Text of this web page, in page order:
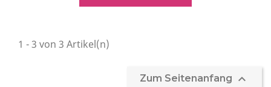
1 - 3 von 3 Artikel(n)
Zum Seitenanfang 